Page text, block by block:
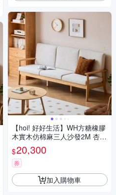
【hoi! 好好生活】WH方糖橡膠
木實木仿棉麻三人沙發2M 杏仁
露 Y520H10
$20,300
券
加入購物車